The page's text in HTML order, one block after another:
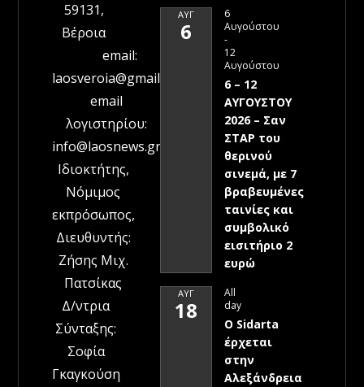
59131,
Βέροια
email:
laosveroia@gmail.com
email
λογιστηρίου:
info@laosnews.gr
Ιδιοκτήτης,
Νόμιμος
εκπρόσωπος,
Διευθυντής:
Ζήσης Μιχ.
Πατσίκας
Δ/ντρια
Σύνταξης:
Σοφία
Γκαγκούση
ΑΥΓ
6
6
Αυγούστου
-
12
Αυγούστου
6 – 12
ΑΥΓΟΥΣΤΟΥ
2026 – Σαν
ΣΤΑΡ του
θερινού
σινεμά, με 7
βραβευμένες
ταινίες και
συμβολικό
εισιτήριο 2
ευρώ
ΑΥΓ
18
All
day
Ο Sidarta
έρχεται
στην
Αλεξάνδρεια